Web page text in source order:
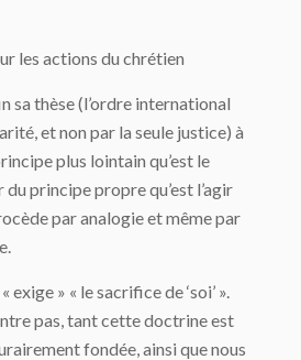
les actions du chrétien
sa thèse (l’ordre international
et non par la seule justice) à
plus lointain qu’est le
principe propre qu’est l’agir
par analogie et même par
exige » « le sacrifice de ‘soi’ ».
pas, tant cette doctrine est
fondée, ainsi que nous